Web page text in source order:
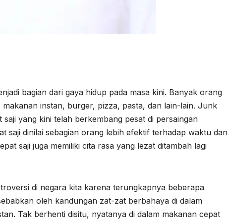
bagian dari gaya hidup pada masa kini. Banyak orang
instan, burger, pizza, pasta, dan lain-lain. Junk
yang kini telah berkembang pesat di persaingan
saji dinilai sebagian orang lebih efektif terhadap waktu dan
saji juga memiliki cita rasa yang lezat ditambah lagi
di negara kita karena terungkapnya beberapa
oleh kandungan zat-zat berbahaya di dalam
Tak berhenti disitu, nyatanya di dalam makanan cepat